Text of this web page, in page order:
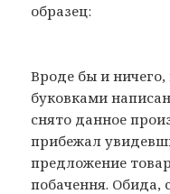
образец:
Вроде бы и
буковками
снято данное
прибежал
предложение
побачення. Обида,